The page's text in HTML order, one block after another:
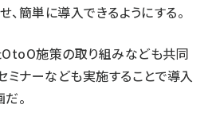
、簡単に導入できるようにする。
OtoO施策の取り組みなども共同
ミナーなども実施することで導入
。